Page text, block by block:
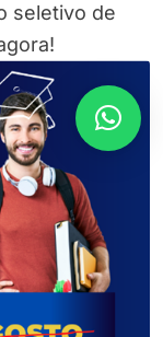
seletivo de